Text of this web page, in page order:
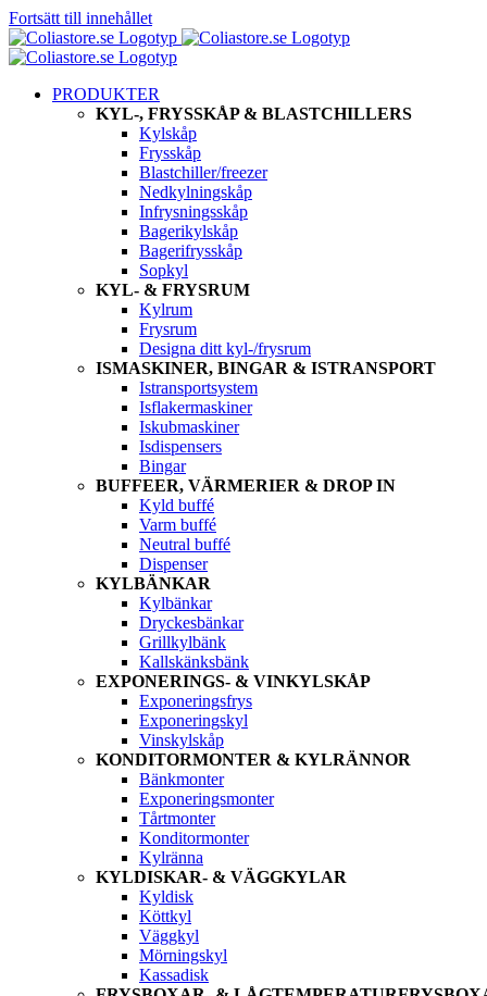
Fortsätt till innehållet
PRODUKTER
KYL-, FRYSSKÅP & BLASTCHILLERS
Kylskåp
Frysskåp
Blastchiller/freezer
Nedkylningskåp
Infrysningsskåp
Bagerikylskåp
Bagerifrysskåp
Sopkyl
KYL- & FRYSRUM
Kylrum
Frysrum
Designa ditt kyl-/frysrum
ISMASKINER, BINGAR & ISTRANSPORT
Istransportsystem
Isflakermaskiner
Iskubmaskiner
Isdispensers
Bingar
BUFFEER, VÄRMERIER & DROP IN
Kyld buffé
Varm buffé
Neutral buffé
Dispenser
KYLBÄNKAR
Kylbänkar
Dryckesbänkar
Grillkylbänk
Kallskänksbänk
EXPONERINGS- & VINKYLSKÅP
Exponeringsfrys
Exponeringskyl
Vinskylskåp
KONDITORMONTER & KYLRÄNNOR
Bänkmonter
Exponeringsmonter
Tårtmonter
Konditormonter
Kylränna
KYLDISKAR- & VÄGGKYLAR
Kyldisk
Köttkyl
Väggkyl
Mörningskyl
Kassadisk